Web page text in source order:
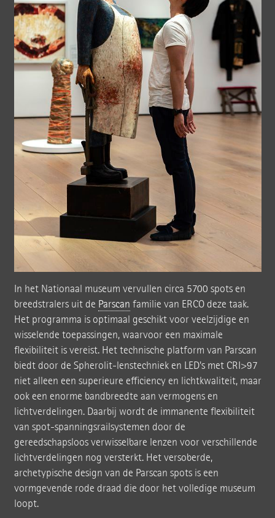
In het Nationaal museum vervullen circa 5700 spots en
breedstralers uit de Parscan familie van ERCO deze taak.
Het programma is optimaal geschikt voor veelzijdige en
wisselende toepassingen, waarvoor een maximale
flexibiliteit is vereist. Het technische platform van Parscan
biedt door de Spherolit-lenstechniek en LED's met CRI>97
niet alleen een superieure efficiency en lichtkwaliteit, maar
ook een enorme bandbreedte aan vermogens en
lichtverdelingen. Daarbij wordt de immanente flexibiliteit
van spot-spanningsrailsystemen door de
gereedschapsloos verwisselbare lenzen voor verschillende
lichtverdelingen nog versterkt. Het versoberde,
archetypische design van de Parscan spots is een
vormgevende rode draad die door het volledige museum
loopt.